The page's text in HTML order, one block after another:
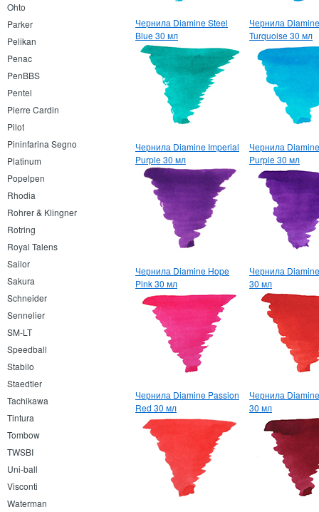
Ohto
Parker
Pelikan
Penac
PenBBS
Pentel
Pierre Cardin
Pilot
Pininfarina Segno
Platinum
Popelpen
Rhodia
Rohrer & Klingner
Rotring
Royal Talens
Sailor
Sakura
Schneider
Sennelier
SM-LT
Speedball
Stabilo
Staedtler
Tachikawa
Tintura
Tombow
TWSBI
Uni-ball
Visconti
Waterman
Чернила Diamine Steel
Blue 30 мл
Чернила Diamine
Turquoise 30 мл
Чернила Diamine Imperial
Purple 30 мл
Чернила
Purple 30 мл
Чернила Diamine Hope
Pink 30 мл
Чернила
30 мл
Чернила Diamine Passion
Red 30 мл
Чернила
30 мл